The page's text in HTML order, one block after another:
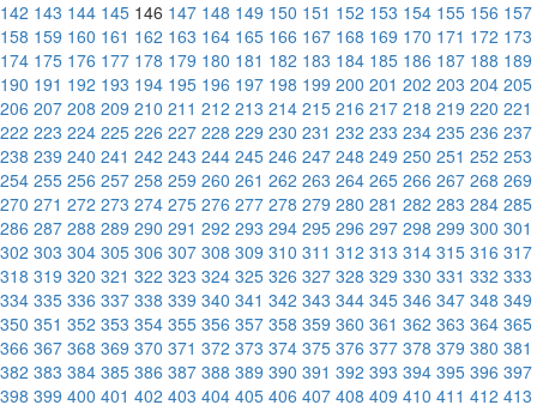
142 143 144 145 146 147 148 149 150 151 152 153 154 155 156 157
158 159 160 161 162 163 164 165 166 167 168 169 170 171 172 173
174 175 176 177 178 179 180 181 182 183 184 185 186 187 188 189
190 191 192 193 194 195 196 197 198 199 200 201 202 203 204 205
206 207 208 209 210 211 212 213 214 215 216 217 218 219 220 221
222 223 224 225 226 227 228 229 230 231 232 233 234 235 236 237
238 239 240 241 242 243 244 245 246 247 248 249 250 251 252 253
254 255 256 257 258 259 260 261 262 263 264 265 266 267 268 269
270 271 272 273 274 275 276 277 278 279 280 281 282 283 284 285
286 287 288 289 290 291 292 293 294 295 296 297 298 299 300 301
302 303 304 305 306 307 308 309 310 311 312 313 314 315 316 317
318 319 320 321 322 323 324 325 326 327 328 329 330 331 332 333
334 335 336 337 338 339 340 341 342 343 344 345 346 347 348 349
350 351 352 353 354 355 356 357 358 359 360 361 362 363 364 365
366 367 368 369 370 371 372 373 374 375 376 377 378 379 380 381
382 383 384 385 386 387 388 389 390 391 392 393 394 395 396 397
398 399 400 401 402 403 404 405 406 407 408 409 410 411 412 413